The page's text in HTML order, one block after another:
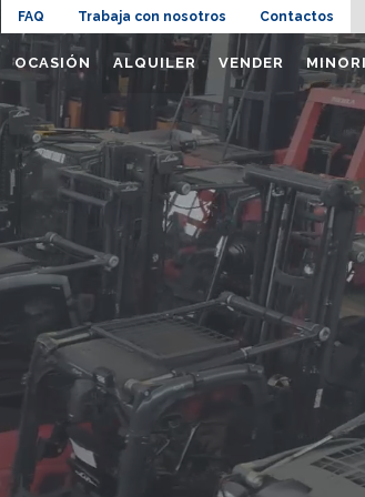
Navigazione
top
FAQ Trabaja con nosotros Contactos
OCASIÓN ALQUILER VENDER